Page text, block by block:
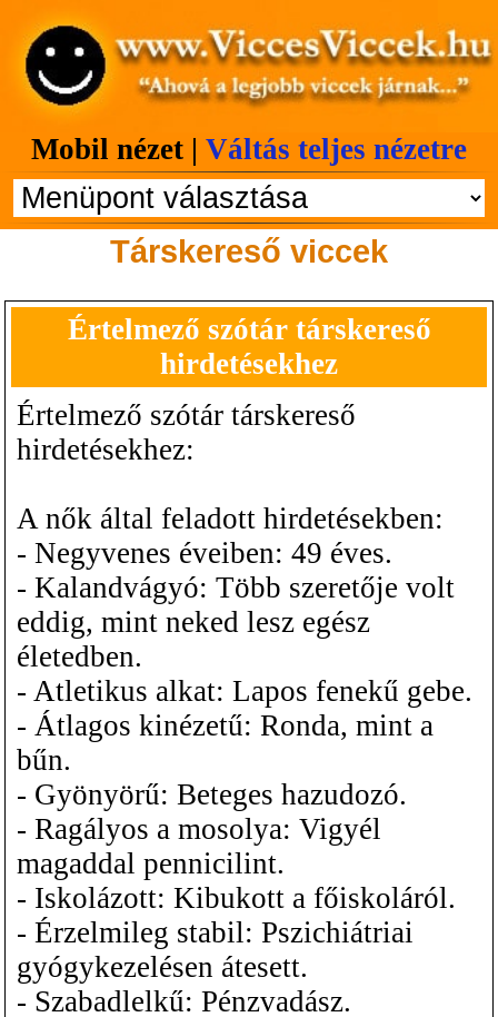
Mobil nézet | Váltás teljes nézetre
Társkereső viccek
Értelmező szótár társkereső
hirdetésekhez
Értelmező szótár társkereső
hirdetésekhez:
A nők által feladott hirdetésekben:
- Negyvenes éveiben: 49 éves.
- Kalandvágyó: Több szeretője volt
eddig, mint neked lesz egész
életedben.
- Atletikus alkat: Lapos fenekű gebe.
- Átlagos kinézetű: Ronda, mint a
bűn.
- Gyönyörű: Beteges hazudozó.
- Ragályos a mosolya: Vigyél
magaddal pennicilint.
- Iskolázott: Kibukott a főiskoláról.
- Érzelmileg stabil: Pszichiátriai
gyógykezelésen átesett.
- Szabadlelkű: Pénzvadász.